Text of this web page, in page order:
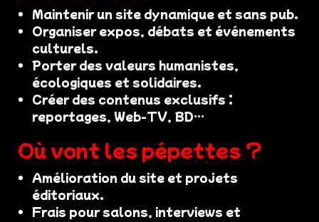
Maintenir un site dynamique et sans pub.
Organiser expos, débats et événements
culturels.
Porter des valeurs humanistes,
écologiques et solidaires.
Créer des contenus exclusifs :
reportages, Web-TV, BD…
Où vont les pépettes ?
Amélioration du site et projets
éditoriaux.
Frais pour salons, interviews et